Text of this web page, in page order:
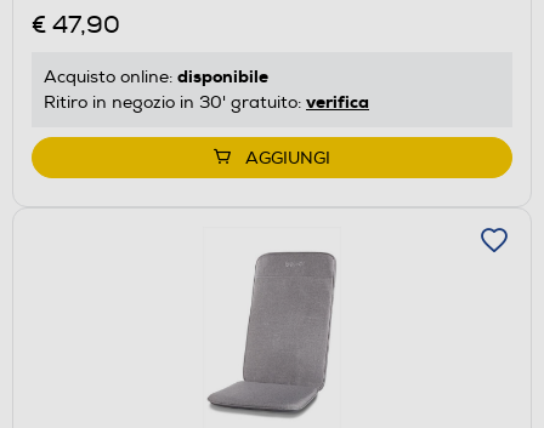
€ 47,90
Acquisto online: disponibile
Ritiro in negozio in 30' gratuito: verifica
AGGIUNGI